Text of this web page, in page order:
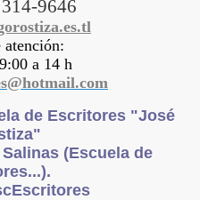
9646
a 14 h
de Escritores "José
(Escuela de